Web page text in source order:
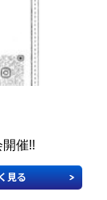
催!!
見る